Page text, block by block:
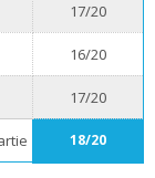
17/20
16/20
17/20
18/20